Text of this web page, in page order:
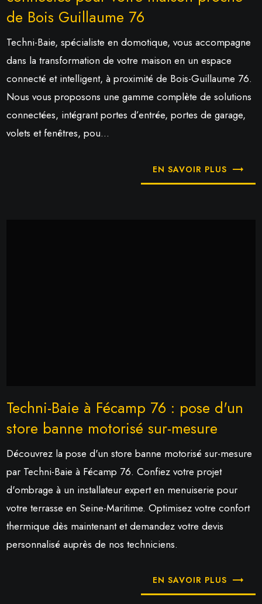
de Bois Guillaume 76
Techni-Baie, spécialiste en domotique, vous accompagne
dans la transformation de votre maison en un espace
connecté et intelligent, à proximité de Bois-Guillaume 76.
Nous vous proposons une gamme complète de solutions
connectées, intégrant portes d’entrée, portes de garage,
volets et fenêtres, pou...
EN SAVOIR PLUS
Techni-Baie à Fécamp 76 : pose d'un
store banne motorisé sur-mesure
Découvrez la pose d'un store banne motorisé sur-mesure
par Techni-Baie à Fécamp 76. Confiez votre projet
d'ombrage à un installateur expert en menuiserie pour
votre terrasse en Seine-Maritime. Optimisez votre confort
thermique dès maintenant et demandez votre devis
personnalisé auprès de nos techniciens.
EN SAVOIR PLUS